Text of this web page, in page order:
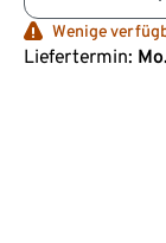
Wenige
Liefertermin: